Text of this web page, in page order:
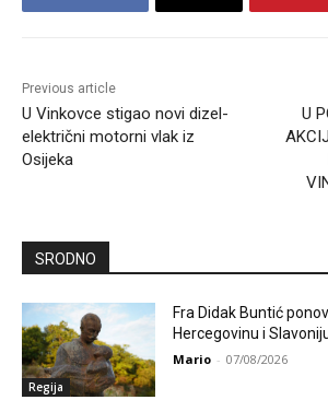
Previous article
U Vinkovce stigao novi dizel-
električni motorni vlak iz
Osijeka
U
SRODNO
Regija
Fra Didak Buntić
Hercegovinu i
Mario - 07/08/2026